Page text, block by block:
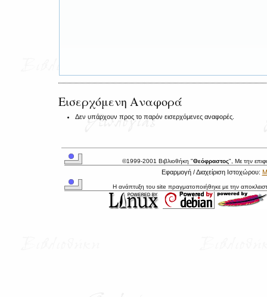
Εισερχόμενη Αναφορά
Δεν υπάρχουν προς το παρόν εισερχόμενες αναφορές.
©1999-2001 Βιβλιοθήκη "Θεόφραστος", Με την
Εφαρμογή / Διαχείριση Ιστοχώρου:
Η ανάπτυξη του site πραγματοποιήθηκε με την